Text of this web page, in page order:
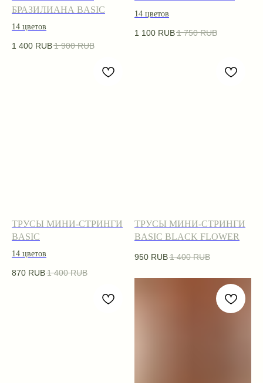
БРАЗИЛИАНА BASIC
14 цветов
1 400 RUB1 900 RUB
14 цветов
1 100 RUB1 750 RUB
ТРУСЫ МИНИ-СТРИНГИ
BASIC
14 цветов
870 RUB1 400 RUB
ТРУСЫ МИНИ-СТРИНГИ
BASIC BLACK FLOWER
950 RUB1 400 RUB